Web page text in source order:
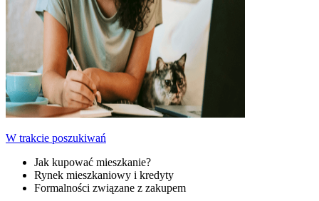
W trakcie poszukiwań
Jak kupować mieszkanie?
Rynek mieszkaniowy i kredyty
Formalności związane z zakupem